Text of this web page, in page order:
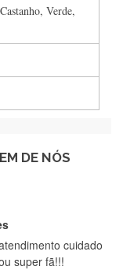
Verde,
DE NÓS
encomenda
cuidado
super fã!!!